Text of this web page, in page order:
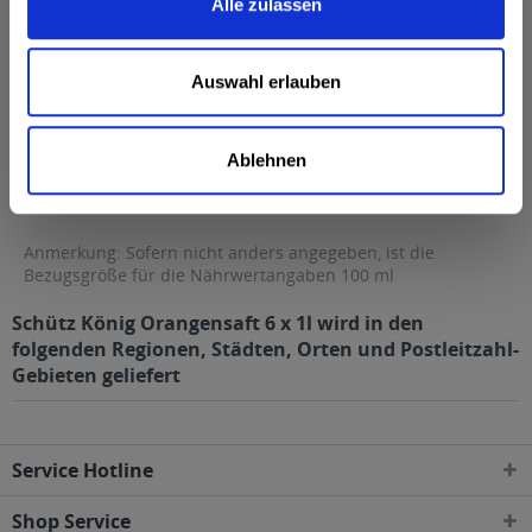
Auswahl erlauben
Ablehnen
0 g
davon gesättigte Fettsäuren
0 g
9 g
davon Zucker
9 g
0 g
Salz
0 g
Anmerkung: Sofern nicht anders angegeben, ist die
Bezugsgröße für die Nährwertangaben 100 ml
Schütz König Orangensaft 6 x 1l wird in den
folgenden Regionen, Städten, Orten und Postleitzahl-
Gebieten geliefert
Service Hotline
Shop Service